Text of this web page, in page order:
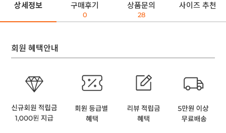
상세정보 구매후기
0
상품문의
28
사이즈 추천
회원 혜택안내